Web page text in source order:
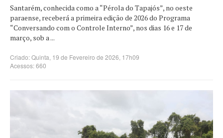
Santarém, conhecida como a “Pérola do Tapajós”, no oeste
paraense, receberá a primeira edição de 2026 do Programa
“Conversando com o Controle Interno”, nos dias 16 e 17 de
março, sob a ...
Criado: Quinta, 19 de Fevereiro de 2026, 17h09
Acessos: 660